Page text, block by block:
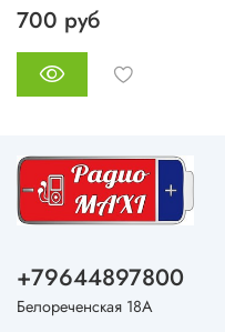
700 руб
+79644897800
Белореченская 18А